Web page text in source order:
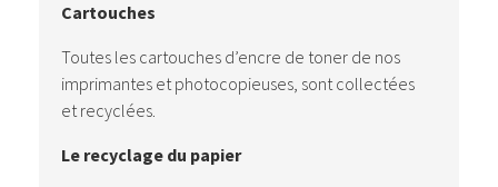
Cartouches
Toutes les cartouches d’encre de toner de nos
imprimantes et photocopieuses, sont collectées
et recyclées.
Le recyclage du papier